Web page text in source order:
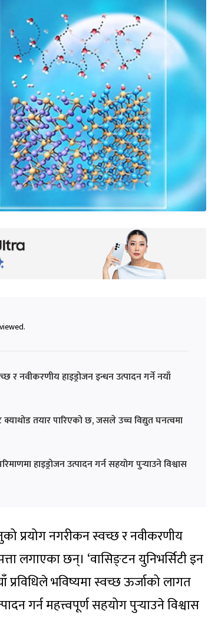
र नवीकरणीय हाइड्रोजन इन्धन उत्पादन गर्ने नयाँ
तयार पारिएको छ, जसले उच्च विद्युत घनत्वमा
हाइड्रोजन उत्पादन गर्न सहयोग पुर्‍याउने विश्वास
प्रयोग नगरीकन स्वच्छ र नवीकरणीय
लगाएका छन्। ‘वासिङ्टन युनिभर्सिटी इन
भविष्यमा स्वच्छ ऊर्जाको लागत
गर्न महत्त्वपूर्ण सहयोग पुर्‍याउने विश्वास